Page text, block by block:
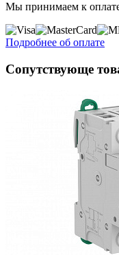
Мы принимаем к
Подробнее об оплате
Сопутствующе